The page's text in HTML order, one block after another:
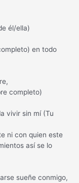
él/ella)
en todo
completo)
vivir sin mí (Tu
ni con quien este
así se lo
sueñe conmigo,